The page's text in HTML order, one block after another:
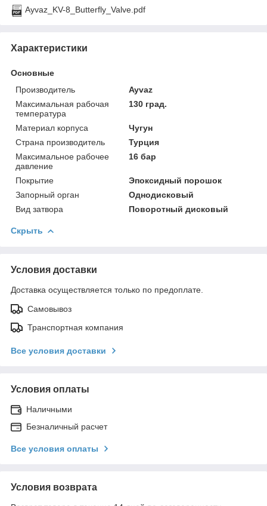
Ayvaz_KV-8_Butterfly_Valve.pdf
Характеристики
Основные
Производитель
Ayvaz
Максимальная рабочая
температура
130 град.
Материал корпуса
Чугун
Страна производитель
Турция
Максимальное рабочее
давление
16 бар
Покрытие
Эпоксидный порошок
Запорный орган
Однодисковый
Вид затвора
Поворотный дисковый
Скрыть
Условия доставки
Доставка осуществляется только по предоплате.
Самовывоз
Транспортная компания
Все условия доставки
Условия оплаты
Наличными
Безналичный расчет
Все условия оплаты
Условия возврата